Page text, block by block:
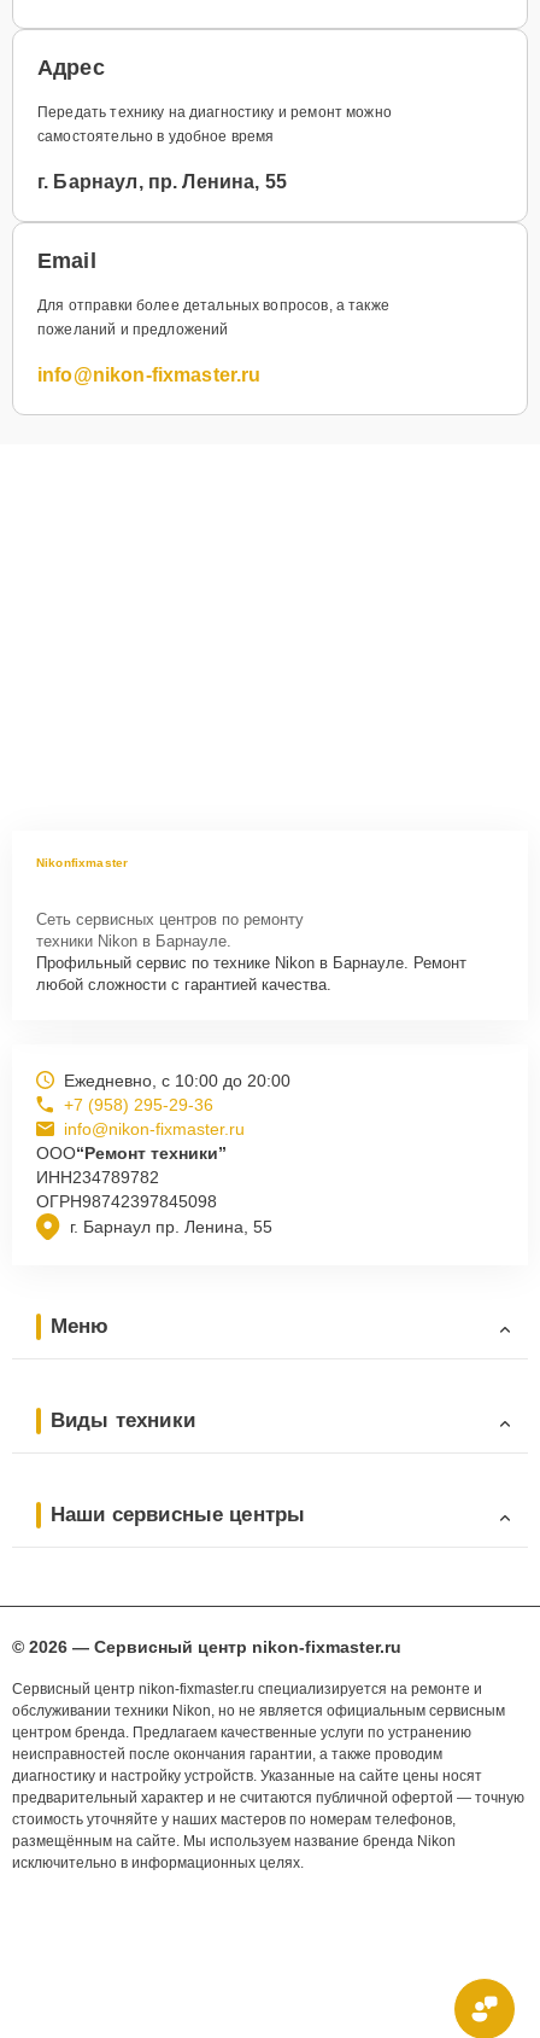
Адрес
Передать технику на диагностику и ремонт можно
самостоятельно в удобное время
г. Барнаул, пр. Ленина, 55
Email
Для отправки более детальных вопросов, а также
пожеланий и предложений
info@nikon-fixmaster.ru
Nikonfixmaster
Сеть сервисных центров по ремонту
техники Nikon в Барнауле.
Профильный сервис по технике Nikon в Барнауле. Ремонт
любой сложности с гарантией качества.
г. Барнаул пр. Ленина, 55
Ежедневно, с 10:00 до 20:00
+7 (958) 295-29-36
info@nikon-fixmaster.ru
ООО“Ремонт техники”
ИНН234789782
ОГРН98742397845098
Меню
Виды техники
Наши сервисные центры
© 2026 — Сервисный центр nikon-fixmaster.ru
Сервисный центр nikon-fixmaster.ru специализируется на ремонте и
обслуживании техники Nikon, но не является официальным сервисным
центром бренда. Предлагаем качественные услуги по устранению
неисправностей после окончания гарантии, а также проводим
диагностику и настройку устройств. Указанные на сайте цены носят
предварительный характер и не считаются публичной офертой — точную
стоимость уточняйте у наших мастеров по номерам телефонов,
размещённым на сайте. Мы используем название бренда Nikon
исключительно в информационных целях.